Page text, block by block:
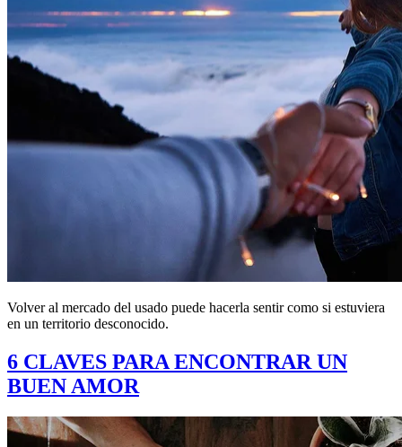
Volver al mercado del usado puede hacerla sentir como si estuviera
en un territorio desconocido.
6 CLAVES PARA ENCONTRAR UN
BUEN AMOR